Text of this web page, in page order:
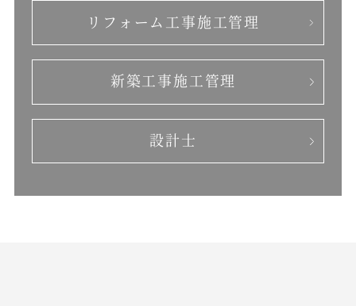
リフォーム工事施工管理
新築工事施工管理
設計士